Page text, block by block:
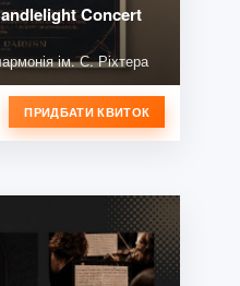
Concert
ім. С. Ріхтера
ПРИДБАТИ КВИТОК